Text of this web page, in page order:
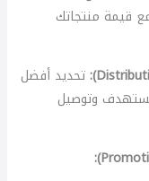
قيمة منتجاتك
تحديد أفضل
وتوصيل